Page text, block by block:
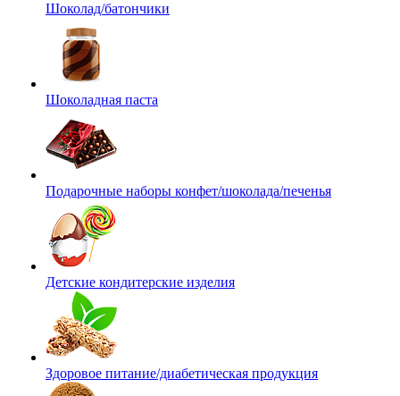
Шоколад/батончики
Шоколадная паста
Подарочные наборы конфет/шоколада/печенья
Детские кондитерские изделия
Здоровое питание/диабетическая продукция